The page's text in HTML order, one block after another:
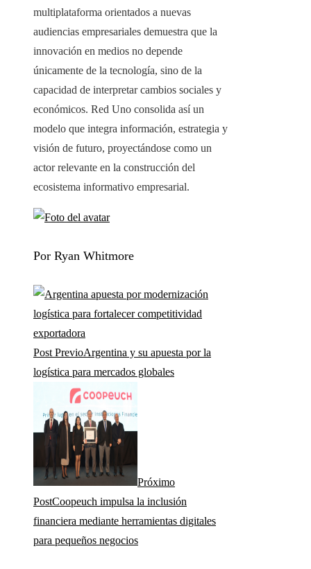
multiplataforma orientados a nuevas
audiencias empresariales demuestra que la
innovación en medios no depende
únicamente de la tecnología, sino de la
capacidad de interpretar cambios sociales y
económicos. Red Uno consolida así un
modelo que integra información, estrategia y
visión de futuro, proyectándose como un
actor relevante en la construcción del
ecosistema informativo empresarial.
Por Ryan Whitmore
Post PrevioArgentina y su apuesta por la
logística para mercados globales
Próximo
PostCoopeuch impulsa la inclusión
financiera mediante herramientas digitales
para pequeños negocios